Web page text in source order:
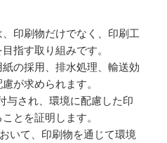
印刷物だけでなく、印刷工
指す取り組みです。
の採用、排水処理、輸送効
が求められます。
与され、環境に配慮した印
とを証明します。
いて、印刷物を通じて環境